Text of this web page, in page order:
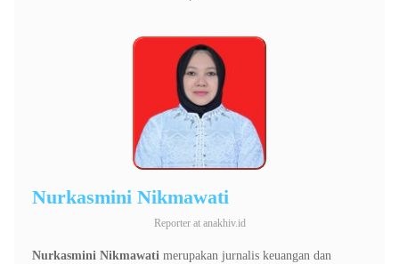
Nurkasmini Nikmawati
Reporter at anakhiv.id
Nurkasmini Nikmawati merupakan jurnalis keuangan dan